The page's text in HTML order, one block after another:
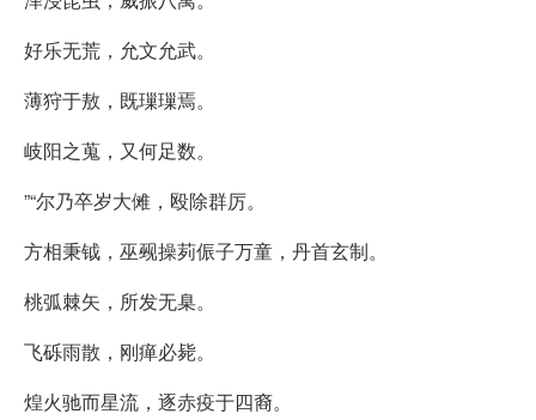
好乐无荒，允文允武。
薄狩于敖，既璅璅焉。
岐阳之蒐，又何足数。
”“尔乃卒岁大傩，殴除群厉。
方相秉钺，巫觋操茢侲子万童，丹首玄制。
桃弧棘矢，所发无臬。
飞砾雨散，刚瘅必毙。
煌火驰而星流，逐赤疫于四裔。